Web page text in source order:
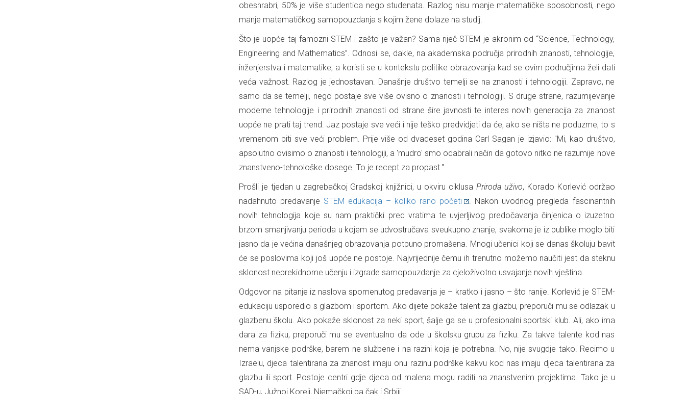
obeshrabri, 50% je više studentica nego studenata. Razlog nisu manje matematičke sposobnosti, nego
manje matematičkog samopouzdanja s kojim žene dolaze na studij.
Što je uopće taj famozni STEM i zašto je važan? Sama riječ STEM je akronim od “Science, Technology,
Engineering and Mathematics”. Odnosi se, dakle, na akademska područja prirodnih znanosti, tehnologije,
inženjerstva i matematike, a koristi se u kontekstu politike obrazovanja kad se ovim područjima želi dati
veća važnost. Razlog je jednostavan. Današnje društvo temelji se na znanosti i tehnologiji. Zapravo, ne
samo da se temelji, nego postaje sve više ovisno o znanosti i tehnologiji. S druge strane, razumijevanje
moderne tehnologije i prirodnih znanosti od strane šire javnosti te interes novih generacija za znanost
uopće ne prati taj trend. Jaz postaje sve veći i nije teško predvidjeti da će, ako se ništa ne poduzme, to s
vremenom biti sve veći problem. Prije više od dvadeset godina Carl Sagan je izjavio: "Mi, kao društvo,
apsolutno ovisimo o znanosti i tehnologiji, a 'mudro' smo odabrali način da gotovo nitko ne razumije nove
znanstveno-tehnološke dosege. To je recept za propast."
Prošli je tjedan u zagrebačkoj Gradskoj knjižnici, u okviru ciklusa Priroda uživo, Korado Korlević održao
nadahnuto predavanje STEM edukacija – koliko rano početi
. Nakon uvodnog pregleda fascinantnih
novih tehnologija koje su nam praktički pred vratima te uvjerljivog predočavanja činjenica o izuzetno
brzom smanjivanju perioda u kojem se udvostručava sveukupno znanje, svakome je iz publike moglo biti
jasno da je većina današnjeg obrazovanja potpuno promašena. Mnogi učenici koji se danas školuju bavit
će se poslovima koji još uopće ne postoje. Najvrijednije čemu ih trenutno možemo naučiti jest da steknu
sklonost neprekidnome učenju i izgrade samopouzdanje za cjeloživotno usvajanje novih vještina.
Odgovor na pitanje iz naslova spomenutog predavanja je – kratko i jasno – što ranije. Korlević je STEM-
edukaciju usporedio s glazbom i sportom. Ako dijete pokaže talent za glazbu, preporuči mu se odlazak u
glazbenu školu. Ako pokaže sklonost za neki sport, šalje ga se u profesionalni sportski klub. Ali, ako ima
dara za fiziku, preporuči mu se eventualno da ode u školsku grupu za fiziku. Za takve talente kod nas
nema vanjske podrške, barem ne službene i na razini koja je potrebna. No, nije svugdje tako. Recimo u
Izraelu, djeca talentirana za znanost imaju onu razinu podrške kakvu kod nas imaju djeca talentirana za
glazbu ili sport. Postoje centri gdje djeca od malena mogu raditi na znanstvenim projektima. Tako je u
SAD-u, Južnoj Koreji, Njemačkoj pa čak i Srbiji.